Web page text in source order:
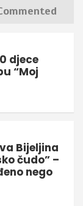
djece
“Moj
Bijeljina
čudo” –
nego